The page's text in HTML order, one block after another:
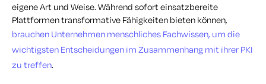
eigene Art und Weise. Während sofort einsatzbereite
Plattformen transformative Fähigkeiten bieten können,
brauchen Unternehmen menschliches Fachwissen, um die
wichtigsten Entscheidungen im Zusammenhang mit ihrer PKI
zu treffen.